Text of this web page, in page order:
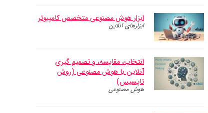
ابزار هوش مصنوعی متخصص کامپیوتر
ابزارهای آنلاین
انتخاب، مقایسه، و تصمیم گیری
آنلاین با هوش مصنوعی (روش
تاپسیس)
هوش مصنوعی